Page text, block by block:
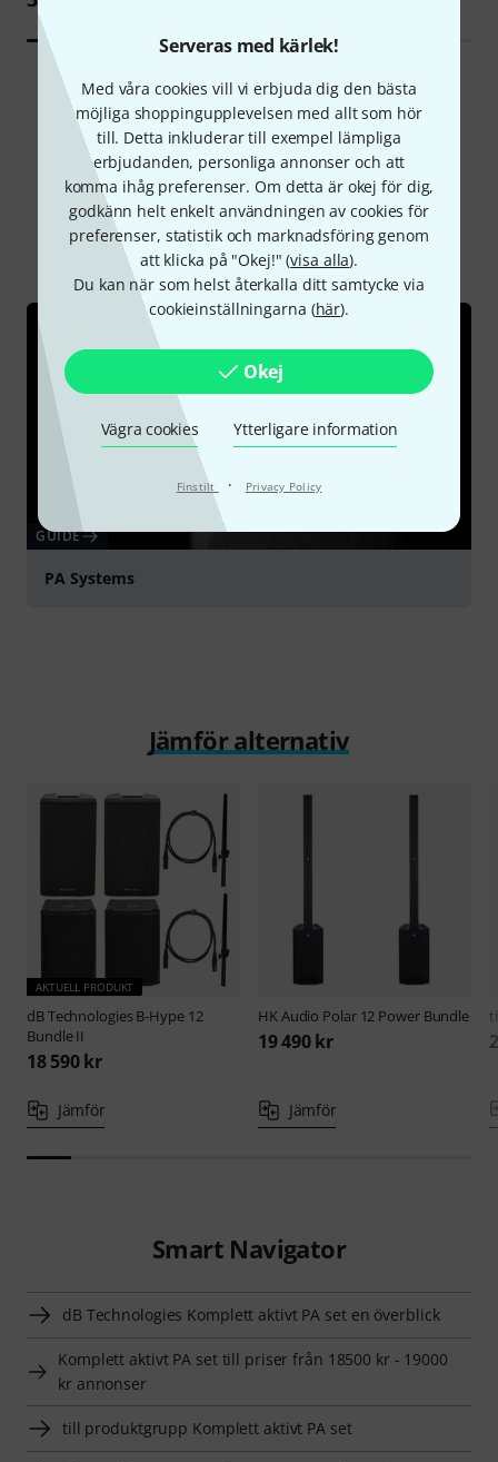
Serveras med kärlek!
Med våra cookies vill vi erbjuda dig den bästa
möjliga shoppingupplevelsen med allt som hör
till. Detta inkluderar till exempel lämpliga
erbjudanden, personliga annonser och att
komma ihåg preferenser. Om detta är okej för dig,
godkänn helt enkelt användningen av cookies för
preferenser, statistik och marknadsföring genom
att klicka på "Okej!" (visa alla).
Du kan när som helst återkalla ditt samtycke via
cookieinställningarna (här).
Okej
Vägra cookies Ytterligare information
Finstilt · Privacy Policy
Visste du?
Alla Onlineguide
GUIDE
PA Systems
Jämför alternativ
AKTUELL PRODUKT
dB TechnologiesB-Hype 12
Bundle II
18 590 kr
Jämför
HK Audio Polar 12 Power Bundle
19 490 kr
Jämför
Smart Navigator
dB Technologies Komplett aktivt PA set en överblick
Komplett aktivt PA set till priser från 18500 kr - 19000
kr annonser
till produktgrupp Komplett aktivt PA set